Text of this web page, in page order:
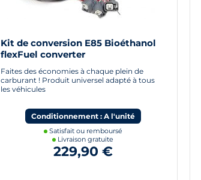
Kit de conversion E85 Bioéthanol
flexFuel converter
Faites des économies à chaque plein de
carburant ! Produit universel adapté à tous
les véhicules
Conditionnement : A l'unité
Satisfait ou remboursé
Livraison gratuite
229,90 €